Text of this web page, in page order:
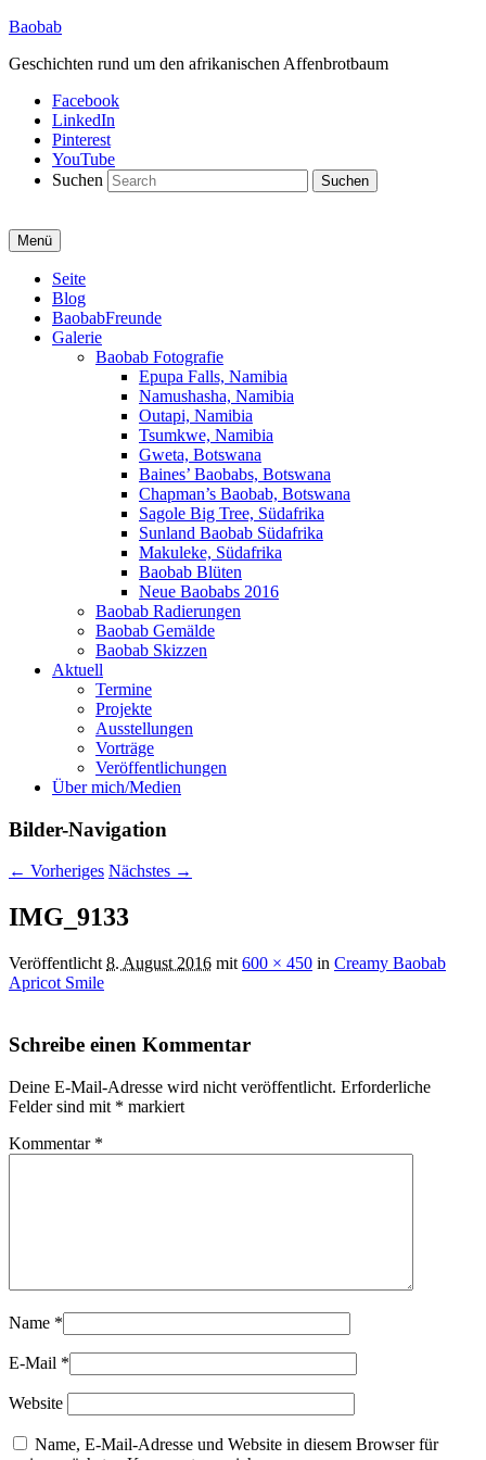
Baobab
Geschichten rund um den afrikanischen Affenbrotbaum
Facebook
LinkedIn
Pinterest
YouTube
Suchen
Menü
Primäres
Menü
Seite
Blog
BaobabFreunde
Galerie
Baobab Fotografie
Epupa Falls, Namibia
Namushasha, Namibia
Outapi, Namibia
Tsumkwe, Namibia
Gweta, Botswana
Baines’ Baobabs, Botswana
Chapman’s Baobab, Botswana
Sagole Big Tree, Südafrika
Sunland Baobab Südafrika
Makuleke, Südafrika
Baobab Blüten
Neue Baobabs 2016
Baobab Radierungen
Baobab Gemälde
Baobab Skizzen
Aktuell
Termine
Projekte
Ausstellungen
Vorträge
Veröffentlichungen
Über mich/Medien
Bilder-Navigation
← Vorheriges Nächstes →
IMG_9133
Veröffentlicht 8. August 2016 mit 600 × 450 in Creamy Baobab
Apricot Smile
Schreibe einen Kommentar
Deine E-Mail-Adresse wird nicht veröffentlicht. Erforderliche
Felder sind mit * markiert
Kommentar *
Name *
E-Mail *
Website
Name, E-Mail-Adresse und Website in diesem Browser für